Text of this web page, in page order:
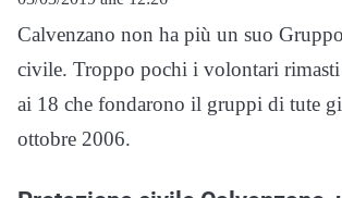
Calvenzano non ha più un suo
civile. Troppo pochi i volontari
ai 18 che fondarono il gruppi di tute
ottobre 2006.